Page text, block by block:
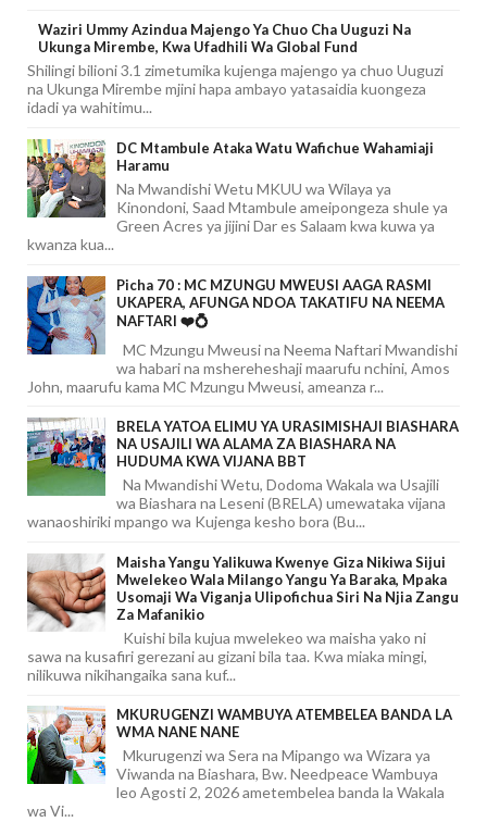
Waziri Ummy Azindua Majengo Ya Chuo Cha Uuguzi Na
Ukunga Mirembe, Kwa Ufadhili Wa Global Fund
Shilingi bilioni 3.1 zimetumika kujenga majengo ya chuo Uuguzi
na Ukunga Mirembe mjini hapa ambayo yatasaidia kuongeza
idadi ya wahitimu...
DC Mtambule Ataka Watu Wafichue Wahamiaji
Haramu
Na Mwandishi Wetu MKUU wa Wilaya ya
Kinondoni, Saad Mtambule ameipongeza shule ya
Green Acres ya jijini Dar es Salaam kwa kuwa ya
kwanza kua...
Picha 70 : MC MZUNGU MWEUSI AAGA RASMI
UKAPERA, AFUNGA NDOA TAKATIFU NA NEEMA
NAFTARI ❤️💍
MC Mzungu Mweusi na Neema Naftari Mwandishi
wa habari na mshereheshaji maarufu nchini, Amos
John, maarufu kama MC Mzungu Mweusi, ameanza r...
BRELA YATOA ELIMU YA URASIMISHAJI BIASHARA
NA USAJILI WA ALAMA ZA BIASHARA NA
HUDUMA KWA VIJANA BBT
Na Mwandishi Wetu, Dodoma Wakala wa Usajili
wa Biashara na Leseni (BRELA) umewataka vijana
wanaoshiriki mpango wa Kujenga kesho bora (Bu...
Maisha Yangu Yalikuwa Kwenye Giza Nikiwa Sijui
Mwelekeo Wala Milango Yangu Ya Baraka, Mpaka
Usomaji Wa Viganja Ulipofichua Siri Na Njia Zangu
Za Mafanikio
Kuishi bila kujua mwelekeo wa maisha yako ni
sawa na kusafiri gerezani au gizani bila taa. Kwa miaka mingi,
nilikuwa nikihangaika sana kuf...
MKURUGENZI WAMBUYA ATEMBELEA BANDA LA
WMA NANE NANE
Mkurugenzi wa Sera na Mipango wa Wizara ya
Viwanda na Biashara, Bw. Needpeace Wambuya
leo Agosti 2, 2026 ametembelea banda la Wakala
wa Vi...